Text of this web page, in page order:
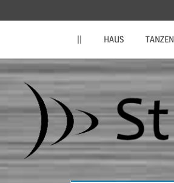
StFeder.de
|| HAUS TANZEN